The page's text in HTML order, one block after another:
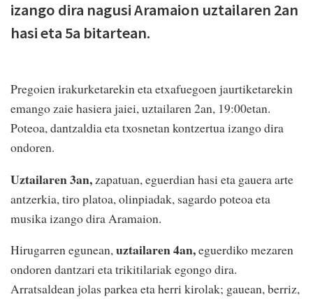
izango dira nagusi Aramaion uztailaren 2an
hasi eta 5a bitartean.
Pregoien irakurketarekin eta etxafuegoen jaurtiketarekin
emango zaie hasiera jaiei, uztailaren 2an, 19:00etan.
Poteoa, dantzaldia eta txosnetan kontzertua izango dira
ondoren.
Uztailaren 3an,zapatuan, eguerdian hasi eta gauera arte
antzerkia, tiro platoa, olinpiadak, sagardo poteoa eta
musika izango dira Aramaion.
Hirugarren egunean,uztailaren 4an,eguerdiko mezaren
ondoren dantzari eta trikitilariak egongo dira.
Arratsaldean jolas parkea eta herri kirolak; gauean, berriz,